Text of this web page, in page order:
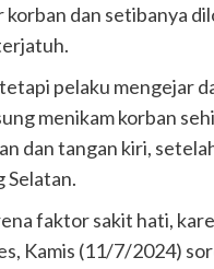
dan setibanya
pelaku mengejar
menikam korban
dan tangan kiri,
Selatan.
faktor sakit hati,
Kamis (11/7/2024)